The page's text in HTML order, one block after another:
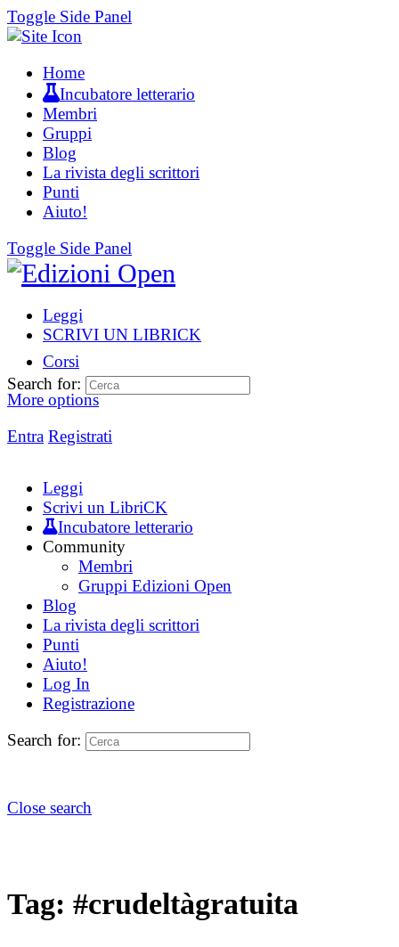
Toggle Side Panel
Home
Incubatore letterario
Membri
Gruppi
Blog
La rivista degli scrittori
Punti
Aiuto!
Toggle Side Panel
Leggi
SCRIVI UN LIBRICK
Corsi
More options
Entra Registrati
Search for:
Leggi
Scrivi un LibriCK
Incubatore letterario
Community
Membri
Gruppi Edizioni Open
Blog
La rivista degli scrittori
Punti
Aiuto!
Log In
Registrazione
Search for:
Close search
Tag: #crudeltàgratuita